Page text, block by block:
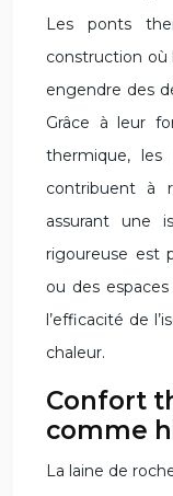
Les ponts
construction où
engendre des
Grâce à leur
thermique,
contribuent à
assurant une
rigoureuse est
ou des
l’efficacité de
chaleur.
Confort
comme
La laine de